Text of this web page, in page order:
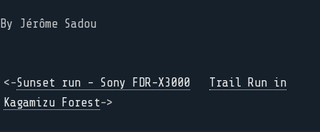
By Jérôme Sadou
<-Sunset run - Sony FDR-X3000
Trail Run in
Kagamizu Forest->